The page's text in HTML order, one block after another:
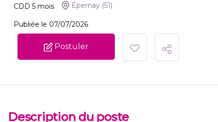
CDD 5 mois Épernay (51)
Publiée le 07/07/2026
Postuler
Description du poste